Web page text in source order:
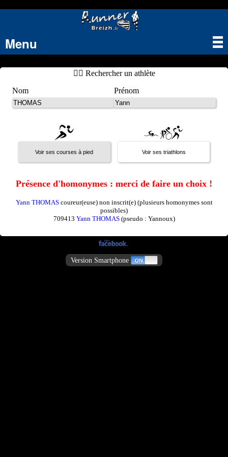
Menu
🏃‍♂️ Rechercher un athlète
Nom
Prénom
Présence d'homonymes : merci de faire un choix !
Yann THOMAScoureur(euse) non inscrit(e) (plusieurs homonymes sont
possibles)
709413 Yann THOMAS(pseudo : Yannoux)
Version Smartphone